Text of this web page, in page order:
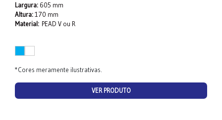
Largura: 605 mm
Altura:170 mm
Material: PEAD V ou R
*Cores meramente ilustrativas.
VER PRODUTO